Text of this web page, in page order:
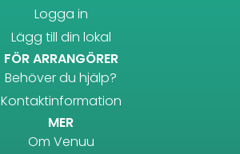
Logga in
Lägg till din lokal
FÖR ARRANGÖRER
Behöver du hjälp?
Kontaktinformation
MER
Om Venuu